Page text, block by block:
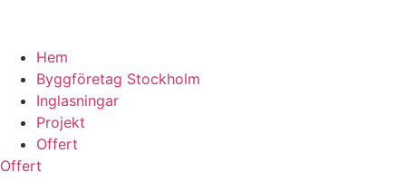
Hem
Byggföretag Stockholm
Inglasningar
Projekt
Offert
Offert